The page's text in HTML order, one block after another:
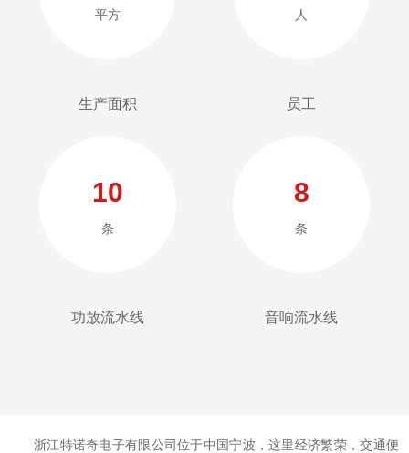
平方
生产面积
人
员工
10
条
功放流水线
8
条
音响流水线
浙江特诺奇电子有限公司位于中国宁波，这里经济繁荣，交通便